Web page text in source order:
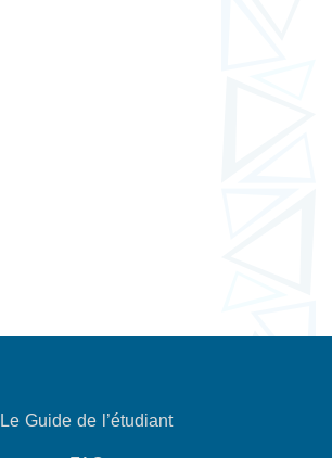
Le Guide de l’étudiant